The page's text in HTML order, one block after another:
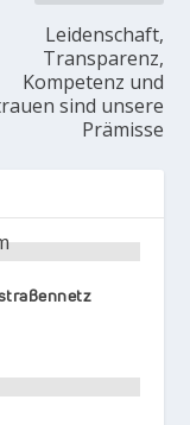
Leidenschaft,
Transparenz,
Kompetenz und
sind unsere
Prämisse